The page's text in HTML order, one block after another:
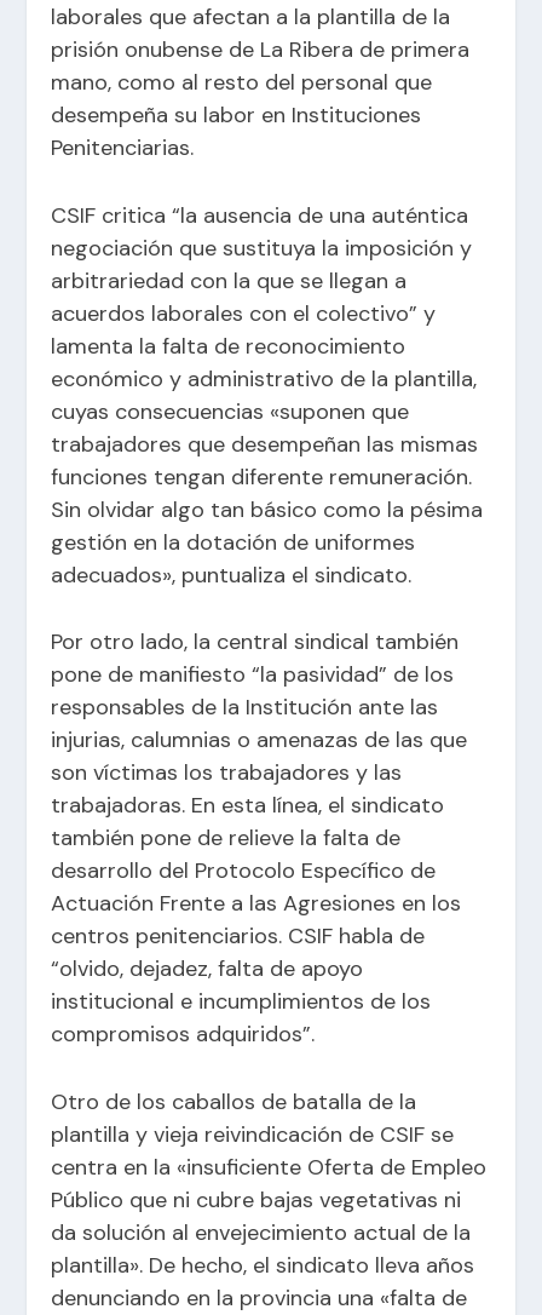
laborales que afectan a la plantilla de la
prisión onubense de La Ribera de primera
mano, como al resto del personal que
desempeña su labor en Instituciones
Penitenciarias.
CSIF critica “la ausencia de una auténtica
negociación que sustituya la imposición y
arbitrariedad con la que se llegan a
acuerdos laborales con el colectivo” y
lamenta la falta de reconocimiento
económico y administrativo de la plantilla,
cuyas consecuencias «suponen que
trabajadores que desempeñan las mismas
funciones tengan diferente remuneración.
Sin olvidar algo tan básico como la pésima
gestión en la dotación de uniformes
adecuados», puntualiza el sindicato.
Por otro lado, la central sindical también
pone de manifiesto “la pasividad” de los
responsables de la Institución ante las
injurias, calumnias o amenazas de las que
son víctimas los trabajadores y las
trabajadoras. En esta línea, el sindicato
también pone de relieve la falta de
desarrollo del Protocolo Específico de
Actuación Frente a las Agresiones en los
centros penitenciarios. CSIF habla de
“olvido, dejadez, falta de apoyo
institucional e incumplimientos de los
compromisos adquiridos”.
Otro de los caballos de batalla de la
plantilla y vieja reivindicación de CSIF se
centra en la «insuficiente Oferta de Empleo
Público que ni cubre bajas vegetativas ni
da solución al envejecimiento actual de la
plantilla». De hecho, el sindicato lleva años
denunciando en la provincia una «falta de